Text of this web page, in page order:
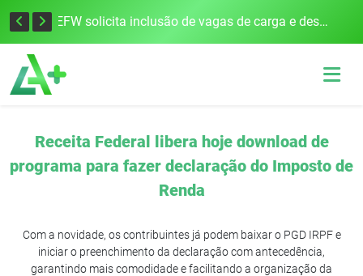
Frederico Westphalen é habilitado para saque calamidade do FGTS AEFW solicita inclusão de vagas de carga e descarga no projeto do estacionamento rotativo em Frederico Westphalen
Receita Federal libera hoje download de
programa para fazer declaração do Imposto de
Renda
Com a novidade, os contribuintes já podem baixar o PGD IRPF e
iniciar o preenchimento da declaração com antecedência,
garantindo mais comodidade e facilitando a organização da